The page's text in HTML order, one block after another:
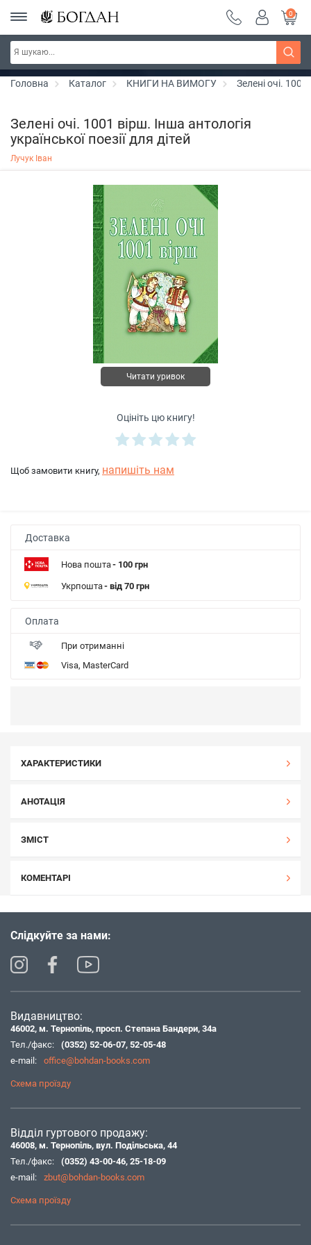
РОЗПРОДАЖ ~ 150 грн ~ 200 грн ~ 250 грн ~
300 грн ~ РОЗПРОДАЖ
Дізнатись більше
0
Головна Каталог КНИГИ НА ВИМОГУ Зелені очі. 1001
Зелені очі. 1001 вірш. Інша антологія
української поезії для дітей
Лучук Іван
Читати уривок
Оцініть цю книгу!
Щоб замовити книгу, напишіть нам
Доставка
Нова пошта- 100 грн
Укрпошта- від 70 грн
Оплата
При отриманні
Visa, MasterCard
ХАРАКТЕРИСТИКИ
АНОТАЦІЯ
ЗМІСТ
КОМЕНТАРІ
Слідкуйте за нами:
Видавництво:
46002, м. Тернопіль, просп. Степана Бандери, 34а
Тел./факс:
(0352) 52-06-07, 52-05-48
e-mail:
office@bohdan-books.com
Схема проїзду
Відділ гуртового продажу:
46008, м. Тернопіль, вул. Подільська, 44
Тел./факс:
(0352) 43-00-46, 25-18-09
e-mail:
zbut@bohdan-books.com
Схема проїзду